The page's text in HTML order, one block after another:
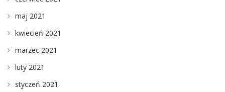
maj 2021
kwiecień 2021
marzec 2021
luty 2021
styczeń 2021